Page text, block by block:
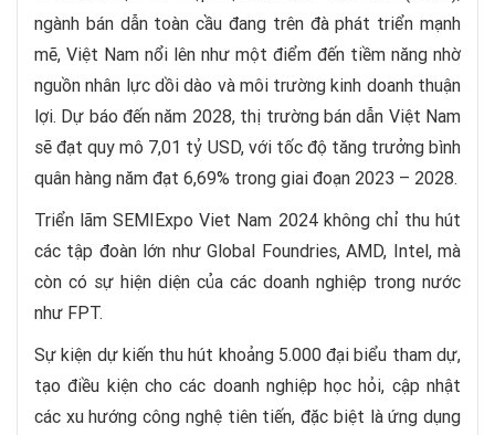
ngành bán dẫn toàn cầu đang trên đà phát triển mạnh
mẽ, Việt Nam nổi lên như một điểm đến tiềm năng nhờ
nguồn nhân lực dồi dào và môi trường kinh doanh thuận
lợi. Dự báo đến năm 2028, thị trường bán dẫn Việt Nam
sẽ đạt quy mô 7,01 tỷ USD, với tốc độ tăng trưởng bình
quân hàng năm đạt 6,69% trong giai đoạn 2023 – 2028.
Triển lãm SEMIExpo Viet Nam 2024 không chỉ thu hút
các tập đoàn lớn như Global Foundries, AMD, Intel, mà
còn có sự hiện diện của các doanh nghiệp trong nước
như FPT.
Sự kiện dự kiến thu hút khoảng 5.000 đại biểu tham dự,
tạo điều kiện cho các doanh nghiệp học hỏi, cập nhật
các xu hướng công nghệ tiên tiến, đặc biệt là ứng dụng